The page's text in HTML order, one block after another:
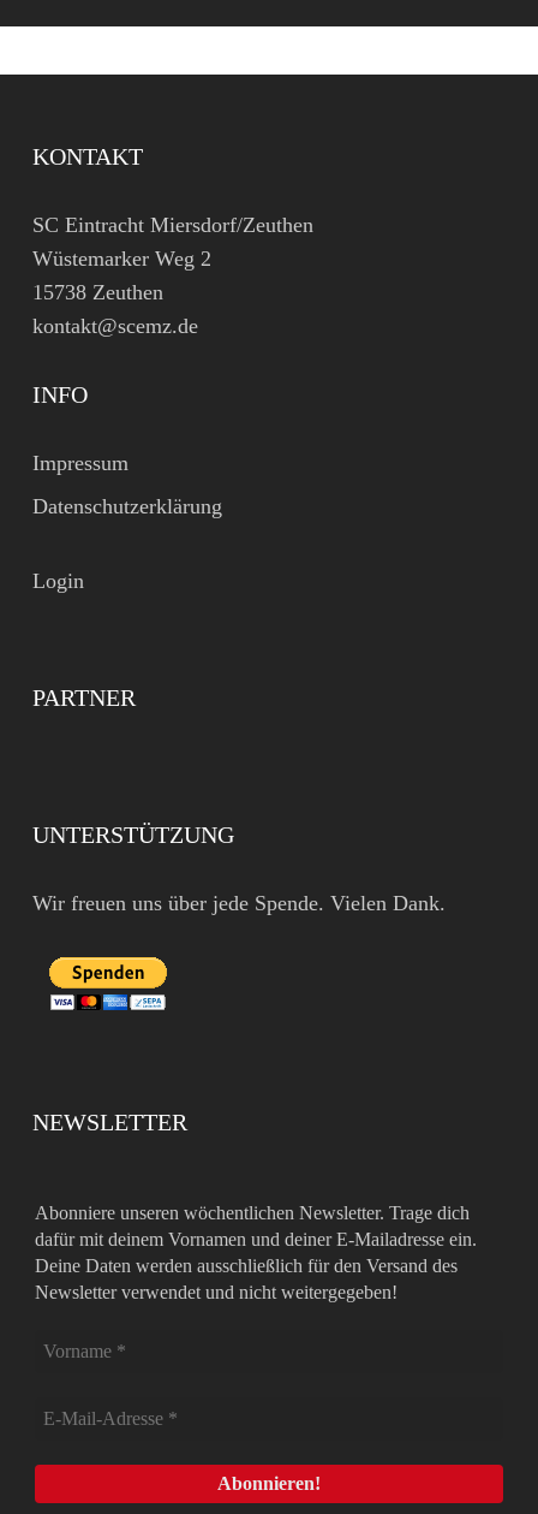
KONTAKT
SC Eintracht Miersdorf/Zeuthen
Wüstemarker Weg 2
15738 Zeuthen
kontakt@scemz.de
INFO
Impressum
Datenschutzerklärung
Login
PARTNER
UNTERSTÜTZUNG
Wir freuen uns über jede Spende. Vielen Dank.
NEWSLETTER
Abonniere unseren wöchentlichen Newsletter. Trage dich
dafür mit deinem Vornamen und deiner E-Mailadresse ein.
Deine Daten werden ausschließlich für den Versand des
Newsletter verwendet und nicht weitergegeben!